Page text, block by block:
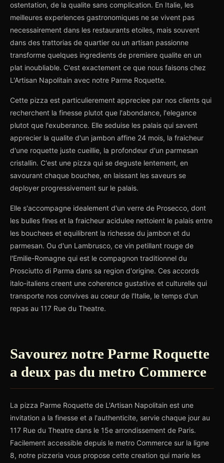
ostentation, de la qualite sans complication. En Italie, les
meilleures experiences gastronomiques ne se vivent pas
necessairement dans les restaurants etoiles, mais souvent
dans des trattorias de quartier ou un artisan passionne
transforme quelques ingredients de premiere qualite en un
plat inoubliable. C'est exactement ce que nous faisons chez
L'Artisan Napolitain avec notre Parme Roquette.
Cette pizza est particulierement appreciee par nos clients qui
recherchent la finesse plutot que l'abondance, l'elegance
plutot que l'exuberance. Elle seduise les palais qui savent
apprecier la qualite d'un jambon affine 24 mois, la fraicheur
d'une roquette juste cueillie, la profondeur d'un parmesan
cristallin. C'est une pizza qui se deguste lentement, en
savourant chaque bouchee, en laissant les saveurs se
deployer progressivement sur le palais.
Elle s'accompagne idealement d'un verre de Prosecco, dont
les bulles fines et la fraicheur acidulee nettoient le palais entre
les bouchees et equilibrent la richesse du jambon et du
parmesan. Ou d'un Lambrusco, ce vin petillant rouge de
l'Emilie-Romagne qui est le compagnon traditionnel du
Prosciutto di Parma dans sa region d'origine. Ces accords
italo-italiens creent une coherence gustative et culturelle qui
transporte nos convives au coeur de l'Italie, le temps d'un
repas au 117 Rue du Theatre.
Savourez notre Parme Roquette
a deux pas du metro Commerce
La pizza Parme Roquette de L'Artisan Napolitain est une
invitation a la finesse et a l'authenticite, servie chaque jour au
117 Rue du Theatre dans le 15e arrondissement de Paris.
Facilement accessible depuis le metro Commerce sur la ligne
8, notre pizzeria vous propose cette creation qui marie les